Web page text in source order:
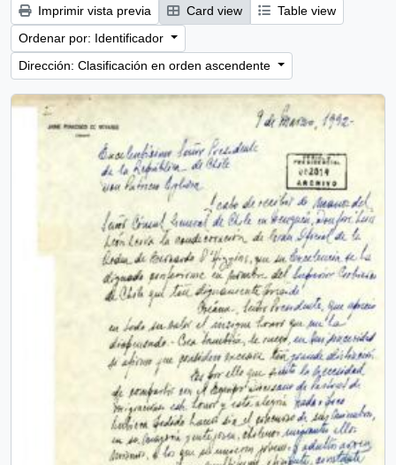
Imprimir vista previa Card view
Table view
Ordenar por: Identificador
Dirección: Clasificación en orden ascendente